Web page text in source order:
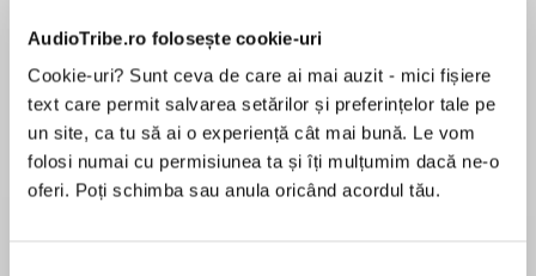
AudioTribe.ro folosește cookie-uri
Cookie-uri? Sunt ceva de care ai mai auzit - mici fișiere
text care permit salvarea setărilor și preferințelor tale pe
un site, ca tu să ai o experiență cât mai bună. Le vom
folosi numai cu permisiunea ta și îți mulțumim dacă ne-o
oferi. Poți schimba sau anula oricând acordul tău.
de...
Dani Francis
la...
Lauren Weisberger
Desprecarte
Quinn Littleton was a mean girl—a skinny blonde